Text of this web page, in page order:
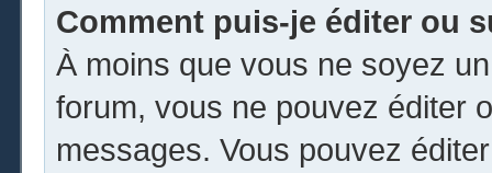
Comment puis-je éditer ou
À moins que vous ne soyez
forum, vous ne pouvez éditer
messages. Vous pouvez